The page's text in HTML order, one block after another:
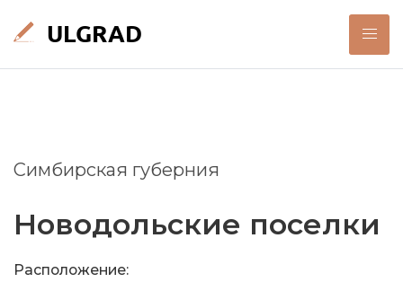
Симбирская губерния
Новодольские поселки
Расположение: